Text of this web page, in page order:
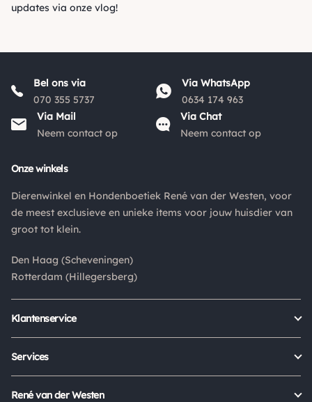
updates via onze vlog!
Bel ons via
070 355 5737
Via WhatsApp
0634 174 963
Via Mail
Neem contact op
Via Chat
Neem contact op
Onze winkels
Dierenwinkel en Hondenboetiek René van der Westen, voor
de meest exclusieve en unieke items voor jouw huisdier van
groot tot klein.
Den Haag (Scheveningen)
Rotterdam (Hillegersberg)
Klantenservice
Retour aanmelden
Status bestelling
Services
René van der Westen